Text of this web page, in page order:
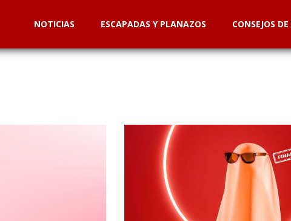
NOTICIAS ESCAPADAS Y PLANAZOS CONSEJOS DE